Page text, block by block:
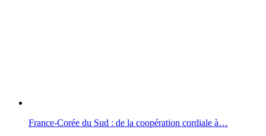
France‑Corée du Sud : de la coopération cordiale à…